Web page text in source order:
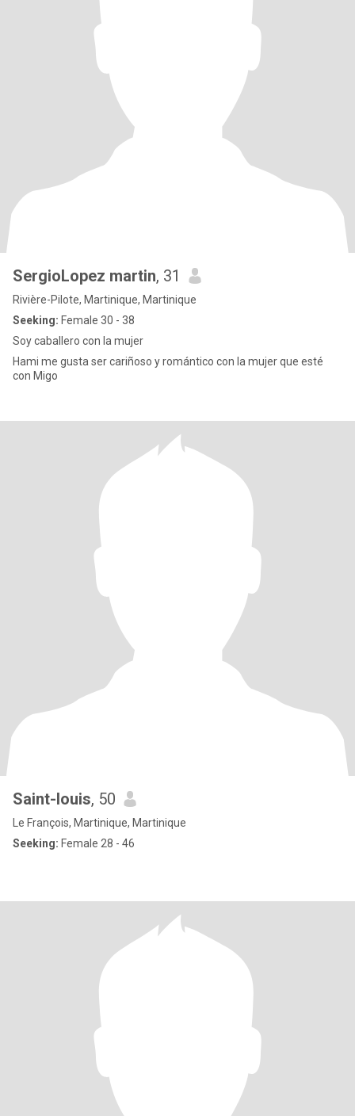
SergioLopez martin, 31
Rivière-Pilote, Martinique, Martinique
Seeking: Female 30 - 38
Soy caballero con la mujer
Hami me gusta ser cariñoso y romántico con la mujer que esté
con Migo
Saint-louis, 50
Le François, Martinique, Martinique
Seeking: Female 28 - 46